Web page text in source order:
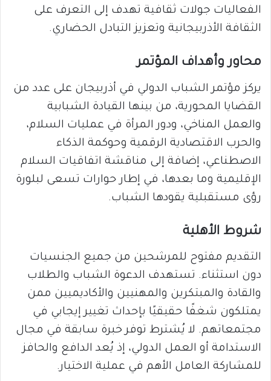
الفعاليات جولات ثقافية تهدف إلى التعرف على
الثقافة الأذربيجانية وتعزيز التبادل الحضاري.
محاور وأهداف المؤتمر
يركز مؤتمر الشباب الدولي في أذربيجان على عدد من
القضايا المحورية، من بينها القيادة الشبابية
والعمل المناخي، ودور المرأة في عمليات السلام،
والحرب الاقتصادية الرقمية وحوكمة الذكاء
الاصطناعي، إضافة إلى مناقشة اتفاقيات السلام
الإقليمية وما بعدها، في إطار حوارات تسعى لبلورة
رؤى مستقبلية يقودها الشباب.
شروط الأهلية
التقديم مفتوح للمرشحين من جميع الجنسيات
دون استثناء. تستهدف الدعوة الشباب والطلاب
والقادة والمبتكرين والمهنيين والأكاديميين ممن
يمتلكون شغفًا حقيقيًا بإحداث تغيير إيجابي في
مجتمعاتهم. لا يُشترط توفر خبرة سابقة في مجال
الاستدامة أو العمل الدولي، إذ يُعد الدافع والحافز
للمشاركة العامل الأهم في عملية الاختيار.